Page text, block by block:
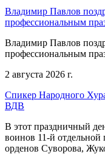
Владимир Павлов
профессиональным
Владимир Павлов
профессиональным
2 августа 2026 г.
Спикер Народного
ВДВ
В этот праздничный
воинов 11-й отдельной
орденов Суворова,